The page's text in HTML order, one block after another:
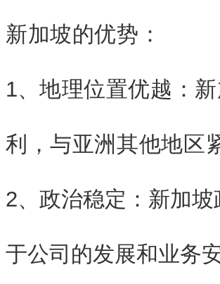
新加坡的优势：
1、 地理位置优越：
利，与亚洲其他地区
2、政治稳定：新加
于公司的发展和业务安